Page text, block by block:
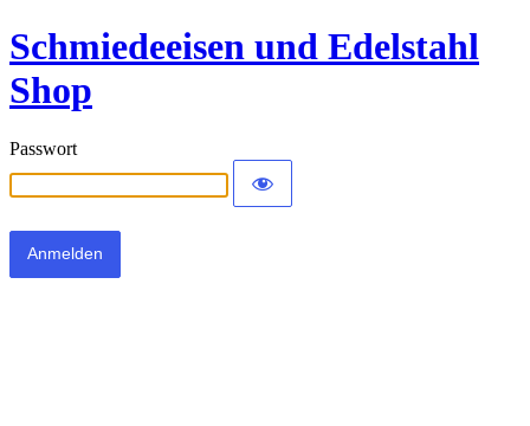
Schmiedeeisen und Edelstahl
Shop
Passwort